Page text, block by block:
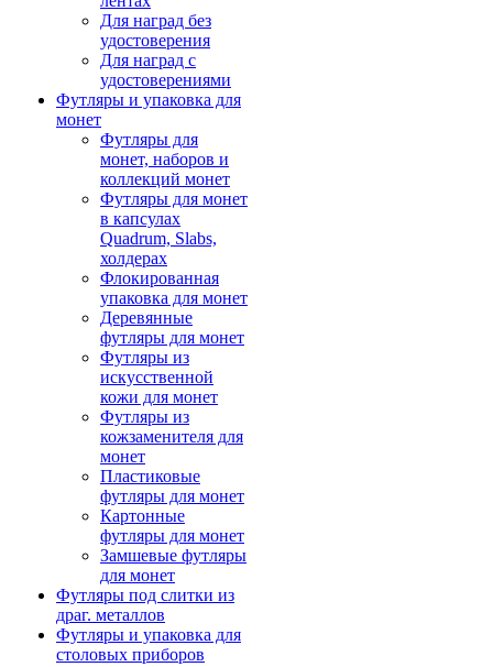
Для наград без
удостоверения
Для наград с
удостоверениями
Футляры и упаковка для
монет
Футляры для
монет, наборов и
коллекций монет
Футляры для монет
в капсулах
Quadrum, Slabs,
холдерах
Флокированная
упаковка для монет
Деревянные
футляры для монет
Футляры из
искусственной
кожи для монет
Футляры из
кожзаменителя для
монет
Пластиковые
футляры для монет
Картонные
футляры для монет
Замшевые футляры
для монет
Футляры под слитки из
драг. металлов
Футляры и упаковка для
столовых приборов